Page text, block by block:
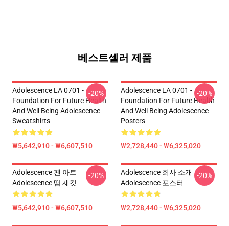
베스트셀러 제품
Adolescence LA 0701 -
Foundation For Future Health
And Well Being Adolescence
Sweatshirts
₩5,642,910 - ₩6,607,510
-20%
Adolescence LA 0701 -
Foundation For Future Health
And Well Being Adolescence
Posters
₩2,728,440 - ₩6,325,020
-20%
Adolescence 팬 아트
Adolescence 땀 재킷
₩5,642,910 - ₩6,607,510
-20%
Adolescence 회사 소개
Adolescence 포스터
₩2,728,440 - ₩6,325,020
-20%